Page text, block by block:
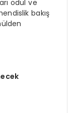
ödül ve
bakış